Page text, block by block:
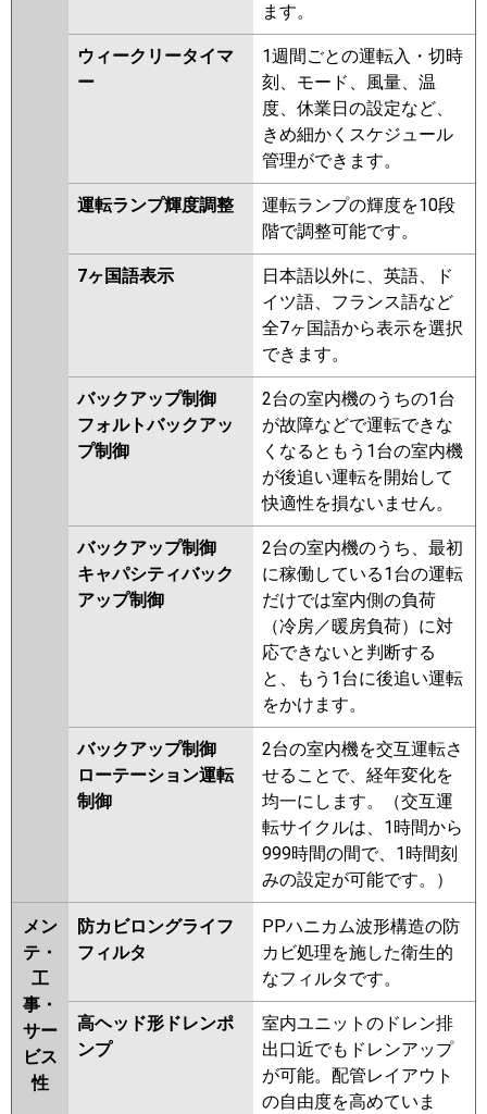
ます。
ウィークリータイマ
ー
1週間ごとの運転入・切時
刻、モード、風量、温
度、休業日の設定など、
きめ細かくスケジュール
管理ができます。
運転ランプ輝度調整
運転ランプの輝度を10段
階で調整可能です。
7ヶ国語表示
日本語以外に、英語、ド
イツ語、フランス語など
全7ヶ国語から表示を選択
できます。
バックアップ制御
フォルトバックアッ
プ制御
2台の室内機のうちの1台
が故障などで運転できな
くなるともう1台の室内機
が後追い運転を開始して
快適性を損ないません。
バックアップ制御
キャパシティバック
アップ制御
2台の室内機のうち、最初
に稼働している1台の運転
だけでは室内側の負荷
（冷房／暖房負荷）に対
応できないと判断する
と、もう1台に後追い運転
をかけます。
バックアップ制御
ローテーション運転
制御
2台の室内機を交互運転さ
せることで、経年変化を
均一にします。（交互運
転サイクルは、1時間から
999時間の間で、1時間刻
みの設定が可能です。）
メン
テ・
工
事・
サー
ビス
性
防カビロングライフ
フィルタ
PPハニカム波形構造の防
カビ処理を施した衛生的
なフィルタです。
高ヘッド形ドレンポ
ンプ
室内ユニットのドレン排
出口近でもドレンアップ
が可能。配管レイアウト
の自由度を高めていま